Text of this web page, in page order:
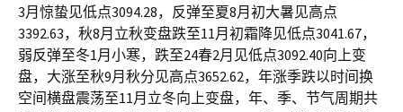
3月惊蛰见低点3094.28，反弹至夏8月初大暑见高点
3392.63，秋8月立秋变盘跌至11月初霜降见低点3041.67，
弱反弹至冬1月小寒，跌至24春2月见低点3092.40向上变
盘，大涨至秋9月秋分见高点3652.62，年涨季跌以时间换
空间横盘震荡至11月立冬向上变盘，年、季、节气周期共